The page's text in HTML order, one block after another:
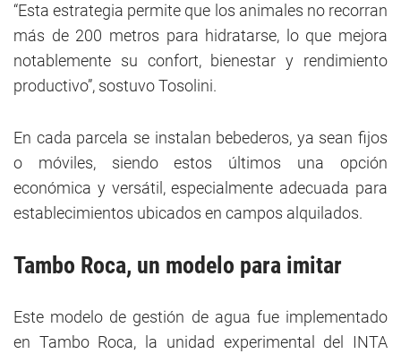
“Esta estrategia permite que los animales no recorran
más de 200 metros para hidratarse, lo que mejora
notablemente su confort, bienestar y rendimiento
productivo”, sostuvo Tosolini.
En cada parcela se instalan bebederos, ya sean fijos
o móviles, siendo estos últimos una opción
económica y versátil, especialmente adecuada para
establecimientos ubicados en campos alquilados.
Tambo Roca, un modelo para imitar
Este modelo de gestión de agua fue implementado
en Tambo Roca, la unidad experimental del INTA